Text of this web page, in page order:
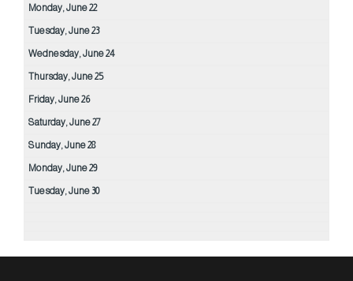
Monday,June22
Tuesday,June23
Wednesday,June24
Thursday,June25
Friday,June26
Saturday,June27
Sunday,June28
Monday,June29
Tuesday,June30